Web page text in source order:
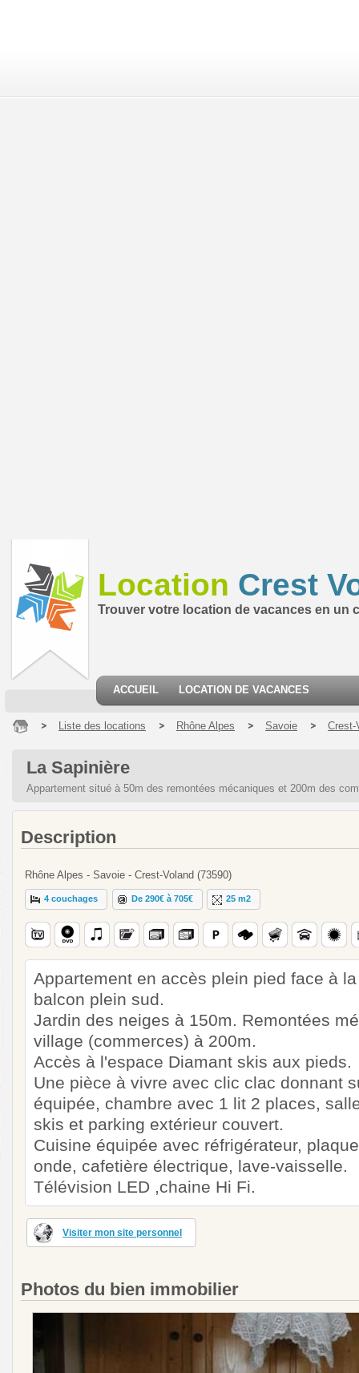
Location Crest
Trouver votre location de vacances en un
ACCUEIL LOCATION DE VACANCES
Liste des locations Rhône Alpes Savoie Crest-
La Sapinière
Appartement situé à 50m des remontées mécaniques et 200m des
Description
Rhône Alpes - Savoie - Crest-Voland (73590)
4 couchages De 290€ à 705€ 25 m2
Appartement en accès plein pied face à
balcon plein sud.
Jardin des neiges à 150m. Remontées
village (commerces) à 200m.
Accès à l'espace Diamant skis aux pieds.
Une pièce à vivre avec clic clac donnant
équipée, chambre avec 1 lit 2 places,
skis et parking extérieur couvert.
Cuisine équipée avec réfrigérateur,
onde, cafetière électrique, lave-vaisselle.
Télévision LED ,chaine Hi Fi.
Visiter mon site personnel
Photos du bien immobilier